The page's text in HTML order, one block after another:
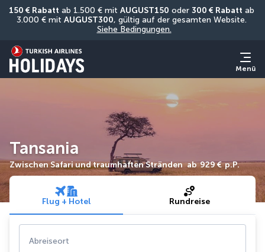
150 € Rabatt ab 1.500 € mit AUGUST150 oder 300 € Rabatt ab
3.000 € mit AUGUST300
Siehe Bedingungen.
Menü
Tansania
Zwischen Safari und traumhaften Stränden ab 929 € p.P.
Flug + Hotel Rundreise
Abreiseort